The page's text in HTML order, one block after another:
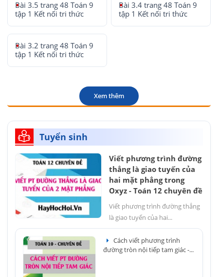
Bài 3.5 trang 48 Toán 9
tập 1 Kết nối tri thức
Bài 3.4 trang 48 Toán 9
tập 1 Kết nối tri thức
Bài 3.2 trang 48 Toán 9
tập 1 Kết nối tri thức
Xem thêm
Tuyển sinh
Viết phương trình đường
thẳng là giao tuyến của
hai mặt phẳng trong
Oxyz - Toán 12 chuyên đề
Viết phương trình đường thẳng
là giao tuyến của hai...
Cách viết phương trình
đường tròn nội tiếp tam giác -...